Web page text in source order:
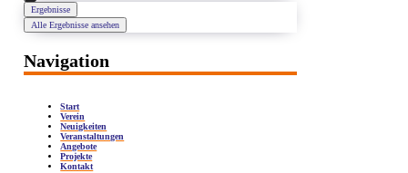
Ergebnisse
Alle Ergebnisse ansehen
Navigation
Start
Verein
Neuigkeiten
Veranstaltungen
Angebote
Projekte
Kontakt